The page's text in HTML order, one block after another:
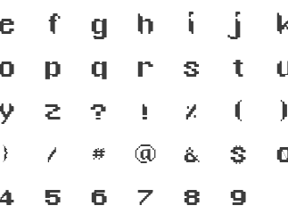
f g h i j
p q r s t
z ? ! % ( )
}
/ # @ & $
5 6 7 8 9
บบตัวพิมพ์ที่พัฒนาทันก
ปลี่ยนแปลง คือ โครงส
ะพานที่เชื่อมตัวตนของ
ปัจจุบันสู่อนาคต